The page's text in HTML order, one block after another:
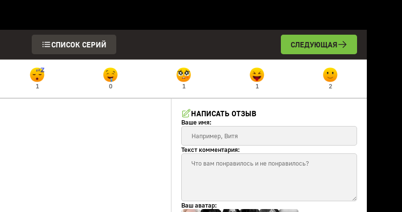
СПИСОК СЕРИЙ СЛЕДУЮЩАЯ
1 0 1 1 2
НАПИСАТЬ ОТЗЫВ
Ваше имя:
Текст комментария:
Ваш аватар: